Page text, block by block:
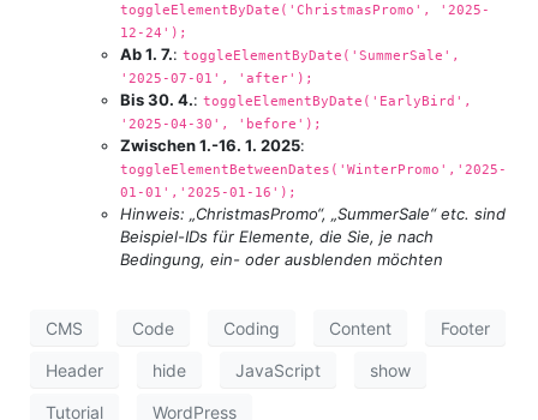
toggleElementByDate('ChristmasPromo', '2025-
12-24');
Ab 1. 7.: toggleElementByDate('SummerSale',
'2025-07-01', 'after');
Bis 30. 4.: toggleElementByDate('EarlyBird',
'2025-04-30', 'before');
Zwischen 1.-16. 1. 2025:
toggleElementBetweenDates('WinterPromo','2025-
01-01','2025-01-16');
Hinweis: „ChristmasPromo“, „SummerSale“ etc. sind
Beispiel-IDs für Elemente, die Sie, je nach
Bedingung, ein- oder ausblenden möchten
CMS Code Coding Content Footer
Header hide JavaScript show
Tutorial WordPress